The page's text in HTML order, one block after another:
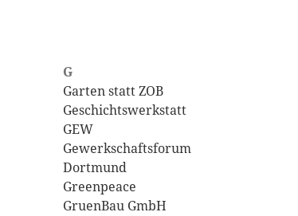
G
Garten statt ZOB
Geschichtswerkstatt
GEW
Gewerkschaftsforum
Dortmund
Greenpeace
GruenBau GmbH